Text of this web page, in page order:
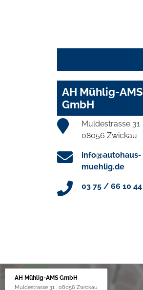
AH Mühlig-AMS
GmbH
Muldestrasse 31
08056 Zwickau
info@autohaus-
muehlig.de
03 75 / 66 10 44
AH Mühlig-AMS GmbH
Muldestrasse 31 , 08056 Zwickau